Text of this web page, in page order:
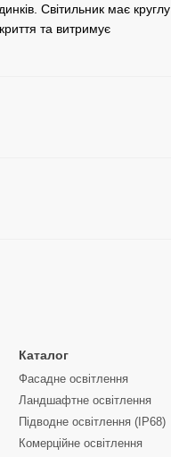
Світильник має круглу
та витримує
Каталог
Фасадне освітлення
Ландшафтне освітлення
Підводне освітлення (IP68)
Комерційне освітлення